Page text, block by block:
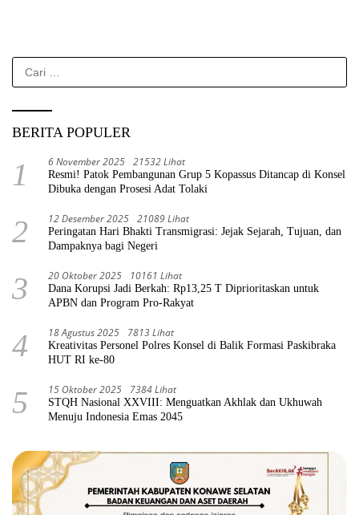
Cari
untuk:
BERITA POPULER
1 6 November 2025 21532 Lihat
Resmi! Patok Pembangunan Grup 5 Kopassus Ditancap di Konsel
Dibuka dengan Prosesi Adat Tolaki
2 12 Desember 2025 21089 Lihat
Peringatan Hari Bhakti Transmigrasi: Jejak Sejarah, Tujuan, dan
Dampaknya bagi Negeri
3 20 Oktober 2025 10161 Lihat
Dana Korupsi Jadi Berkah: Rp13,25 T Diprioritaskan untuk
APBN dan Program Pro-Rakyat
4 18 Agustus 2025 7813 Lihat
Kreativitas Personel Polres Konsel di Balik Formasi Paskibraka
HUT RI ke-80
5 15 Oktober 2025 7384 Lihat
STQH Nasional XXVIII: Menguatkan Akhlak dan Ukhuwah
Menuju Indonesia Emas 2045